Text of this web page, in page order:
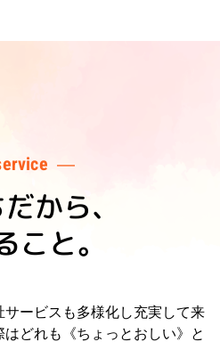
から、
こと。
ービスも多様化し充実して来
はどれも《ちょっとおしい》と